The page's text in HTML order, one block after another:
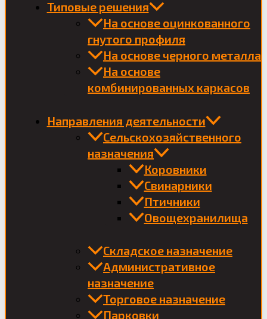
Типовые решения
На основе оцинкованного
гнутого профиля
На основе черного металла
На основе
комбинированных каркасов
Направления деятельности
Сельскохозяйственного
назначения
Коровники
Свинарники
Птичники
Овощехранилища
Складское назначение
Административное
назначение
Торговое назначение
Парковки